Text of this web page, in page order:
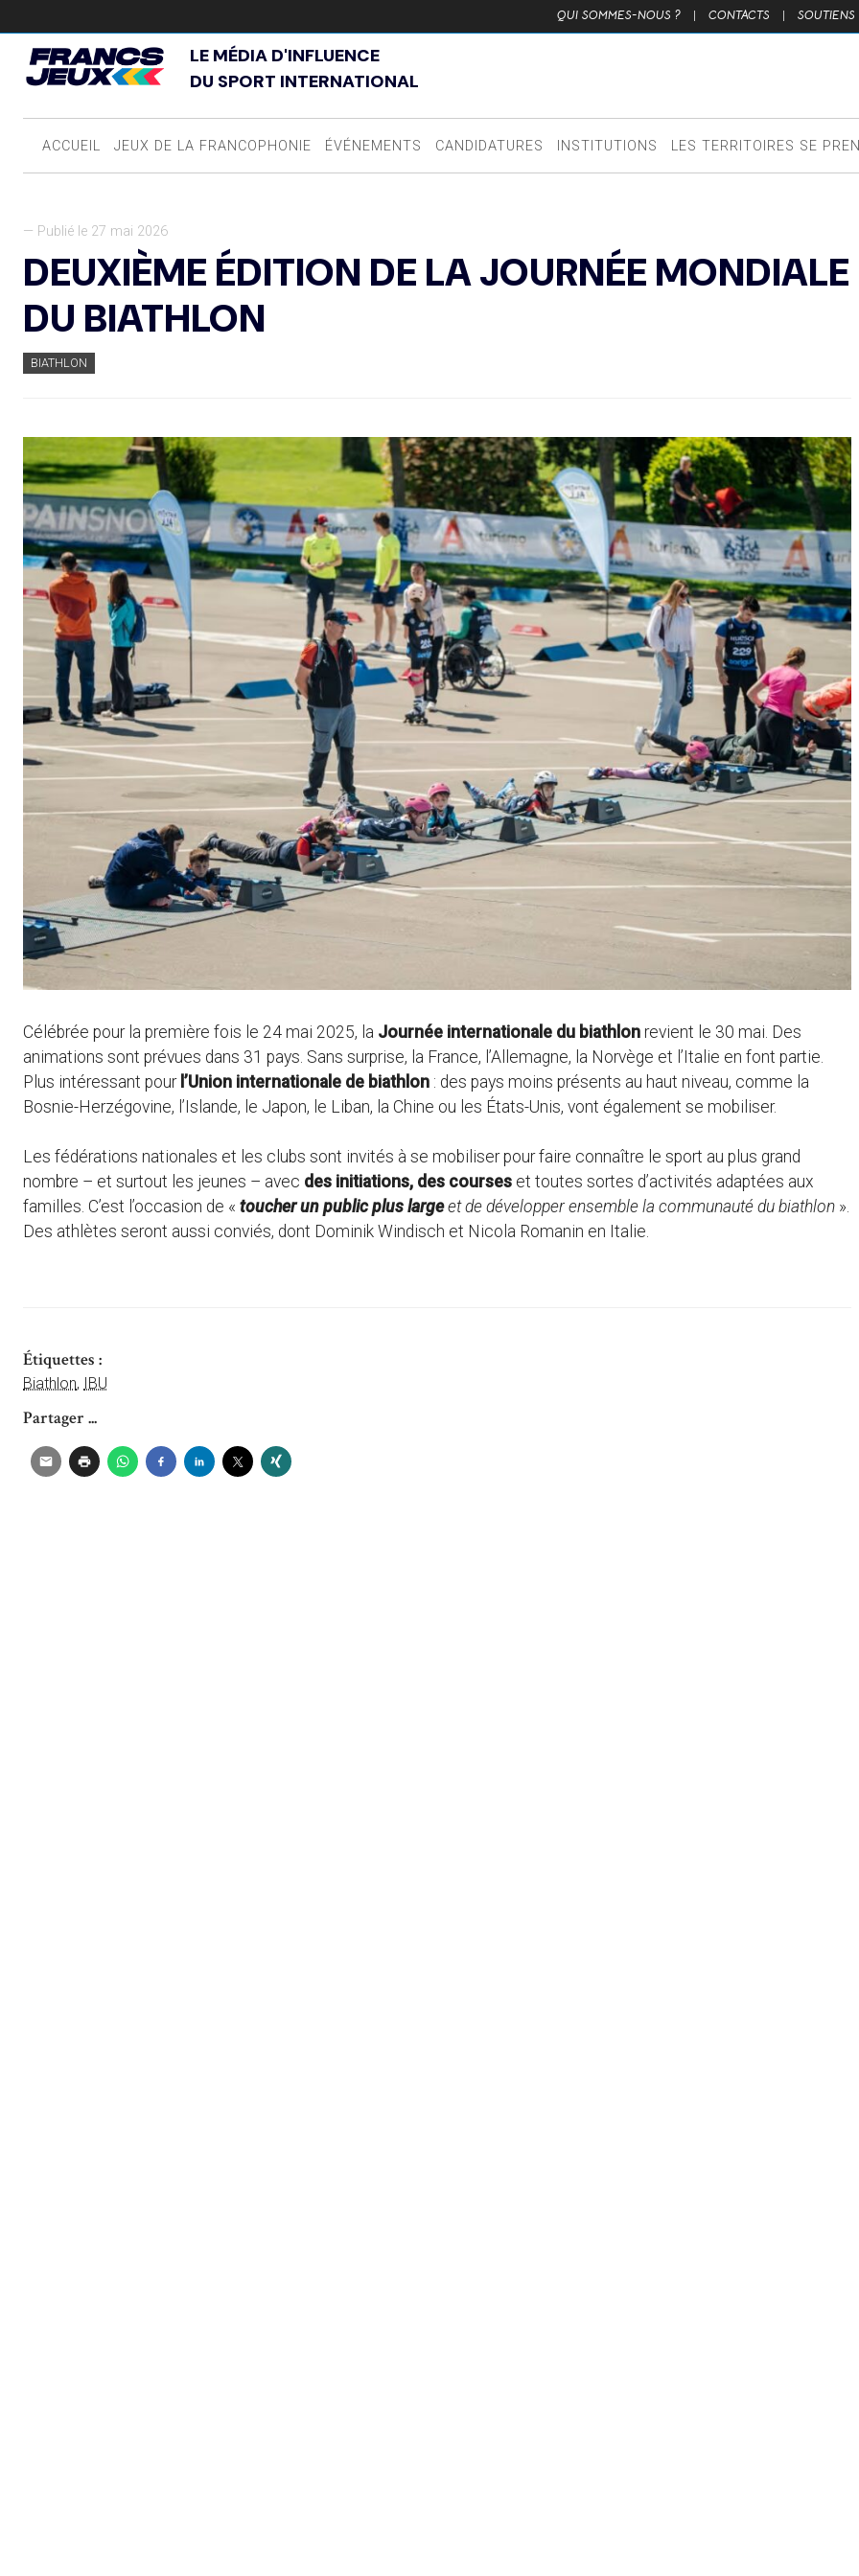
QUI SOMMES-NOUS ? | CONTACTS | SOUTIENS
LE MÉDIA D'INFLUENCE
DU SPORT INTERNATIONAL
ACCUEIL JEUX DE LA FRANCOPHONIE ÉVÉNEMENTS CANDIDATURES INSTITUTIONS LES TERRITOIRES SE
— Publié le 27 mai 2026
DEUXIÈME ÉDITION DE LA JOURNÉE MONDIALE
DU BIATHLON
BIATHLON
Célébrée pour la première fois le 24 mai 2025, la Journée internationale du biathlon revient le 30 mai. Des
animations sont prévues dans 31 pays. Sans surprise, la France, l’Allemagne, la Norvège et l’Italie en font partie.
Plus intéressant pour l’Union internationale de biathlon : des pays moins présents au haut niveau, comme la
Bosnie-Herzégovine, l’Islande, le Japon, le Liban, la Chine ou les États-Unis, vont également se mobiliser.
Les fédérations nationales et les clubs sont invités à se mobiliser pour faire connaître le sport au plus grand
nombre – et surtout les jeunes – avec des initiations, des courses et toutes sortes d’activités adaptées aux
familles. C’est l’occasion de « toucher un public plus largeet de développer ensemble la communauté du biathlon ».
Des athlètes seront aussi conviés, dont Dominik Windisch et Nicola Romanin en Italie.
Étiquettes :
Biathlon, IBU
Partager ...